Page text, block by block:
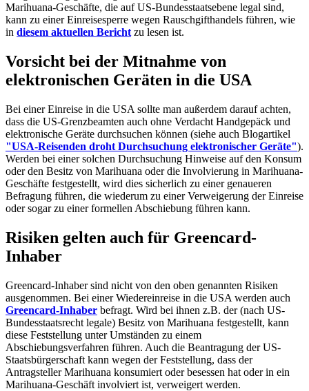
Marihuana-Geschäfte, die auf US-Bundesstaatsebene legal sind,
kann zu einer Einreisesperre wegen Rauschgifthandels führen, wie
in diesem aktuellen Bericht zu lesen ist.
Vorsicht bei der Mitnahme von
elektronischen Geräten in die USA
Bei einer Einreise in die USA sollte man außerdem darauf achten,
dass die US-Grenzbeamten auch ohne Verdacht Handgepäck und
elektronische Geräte durchsuchen können (siehe auch Blogartikel
"USA-Reisenden droht Durchsuchung elektronischer Geräte").
Werden bei einer solchen Durchsuchung Hinweise auf den Konsum
oder den Besitz von Marihuana oder die Involvierung in Marihuana-
Geschäfte festgestellt, wird dies sicherlich zu einer genaueren
Befragung führen, die wiederum zu einer Verweigerung der Einreise
oder sogar zu einer formellen Abschiebung führen kann.
Risiken gelten auch für Greencard-
Inhaber
Greencard-Inhaber sind nicht von den oben genannten Risiken
ausgenommen. Bei einer Wiedereinreise in die USA werden auch
Greencard-Inhaber befragt. Wird bei ihnen z.B. der (nach US-
Bundesstaatsrecht legale) Besitz von Marihuana festgestellt, kann
diese Feststellung unter Umständen zu einem
Abschiebungsverfahren führen. Auch die Beantragung der US-
Staatsbürgerschaft kann wegen der Feststellung, dass der
Antragsteller Marihuana konsumiert oder besessen hat oder in ein
Marihuana-Geschäft involviert ist, verweigert werden.